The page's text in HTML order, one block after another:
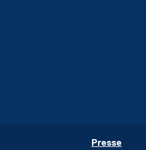
Presse